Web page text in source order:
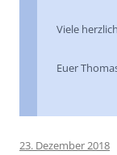
Viele
Euer
23. Dezember 2018